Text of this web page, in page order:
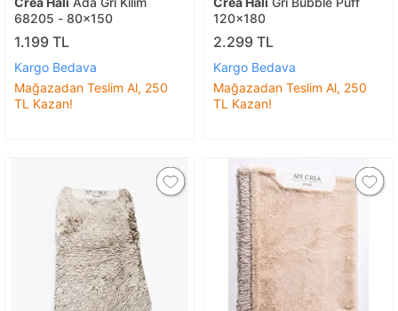
68205 - 80x150
1.199 TL
Kargo Bedava
Mağazadan Teslim Al, 250
TL Kazan!
120x180
2.299 TL
Kargo Bedava
Mağazadan Teslim Al, 250
TL Kazan!